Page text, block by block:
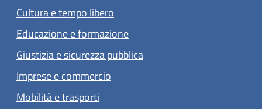
Cultura e tempo libero
Educazione e formazione
Giustizia e sicurezza pubblica
Imprese e commercio
Mobilità e trasporti